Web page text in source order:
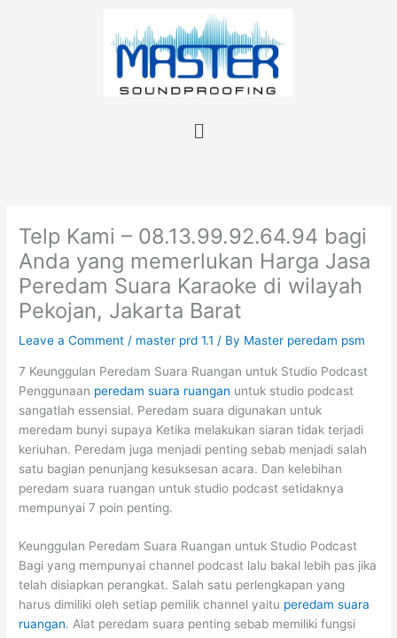
Menu
Telp Kami – 08.13.99.92.64.94 bagi
Anda yang memerlukan Harga Jasa
Peredam Suara Karaoke di wilayah
Pekojan, Jakarta Barat
Leave a Comment / master prd 1.1 / By Master peredam psm
7 Keunggulan Peredam Suara Ruangan untuk Studio Podcast
Penggunaan peredam suara ruangan untuk studio podcast
sangatlah essensial. Peredam suara digunakan untuk
meredam bunyi supaya Ketika melakukan siaran tidak terjadi
keriuhan. Peredam juga menjadi penting sebab menjadi salah
satu bagian penunjang kesuksesan acara. Dan kelebihan
peredam suara ruangan untuk studio podcast setidaknya
mempunyai 7 poin penting.
Keunggulan Peredam Suara Ruangan untuk Studio Podcast
Bagi yang mempunyai channel podcast lalu bakal lebih pas jika
telah disiapkan perangkat. Salah satu perlengkapan yang
harus dimiliki oleh setiap pemilik channel yaitu peredam suara
ruangan. Alat peredam suara penting sebab memiliki fungsi